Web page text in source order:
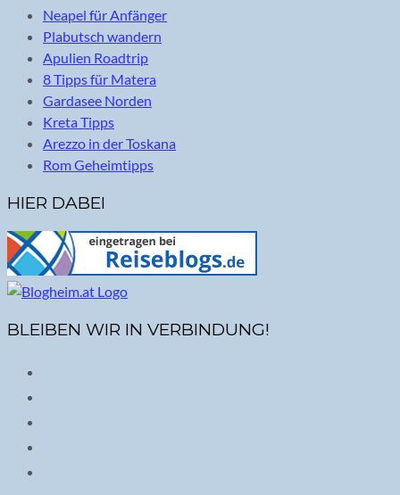
Neapel für Anfänger
Plabutsch wandern
Apulien Roadtrip
8 Tipps für Matera
Gardasee Norden
Kreta Tipps
Arezzo in der Toskana
Rom Geheimtipps
HIER DABEI
BLEIBEN WIR IN VERBINDUNG!